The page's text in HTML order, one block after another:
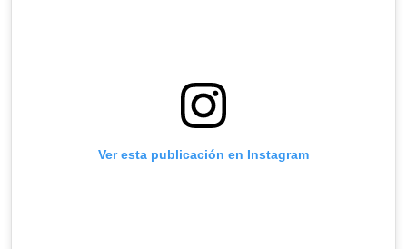
Ver esta publicación en Instagram